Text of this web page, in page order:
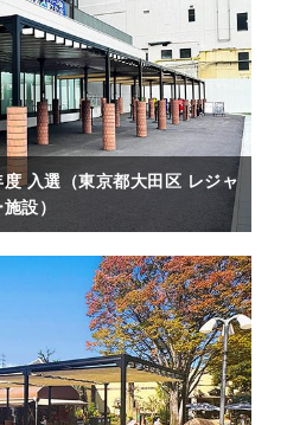
入選（東京都大田区 レジャ
設）